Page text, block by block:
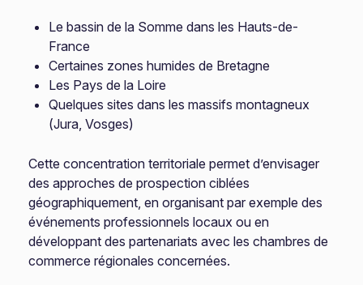
Le bassin de la Somme dans les Hauts-de-
France
Certaines zones humides de Bretagne
Les Pays de la Loire
Quelques sites dans les massifs montagneux
(Jura, Vosges)
Cette concentration territoriale permet d’envisager
des approches de prospection ciblées
géographiquement, en organisant par exemple des
événements professionnels locaux ou en
développant des partenariats avec les chambres de
commerce régionales concernées.